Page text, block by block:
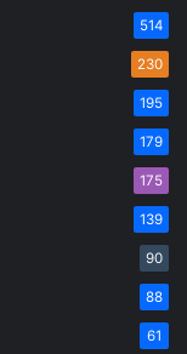
514
230
195
179
175
139
90
88
61